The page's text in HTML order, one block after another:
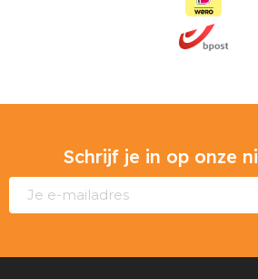
Schrijf je in op onze